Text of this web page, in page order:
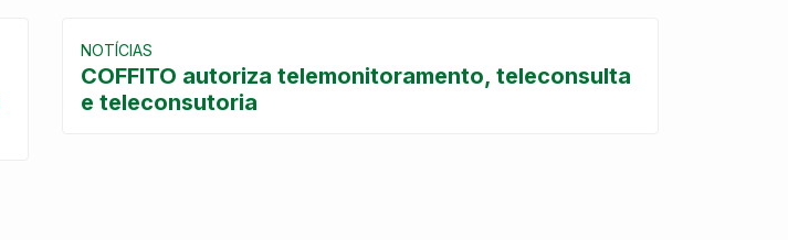
NOTÍCIAS
COFFITO autoriza telemonitoramento, teleconsulta
e teleconsutoria